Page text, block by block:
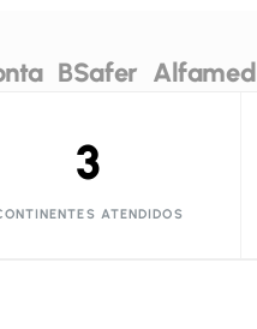
BSafer Alfamed
ATENDIDOS
3